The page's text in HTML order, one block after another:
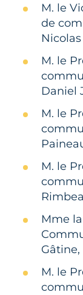
M. le
de
M. le
Daniel
M. le
M. le
Mme
Gâtine,
M. le